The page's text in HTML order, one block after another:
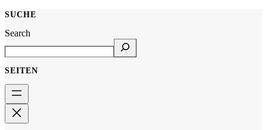
SUCHE
Search
SEITEN